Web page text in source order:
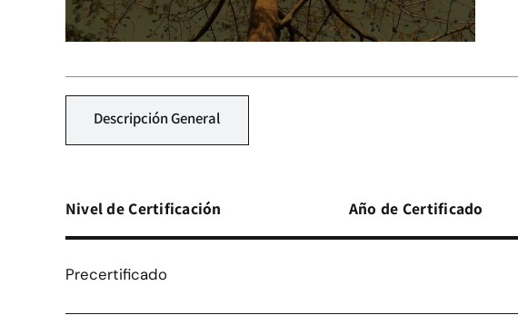
Descripción General
Nivel de Certificación Año de Certificado
Precertificado